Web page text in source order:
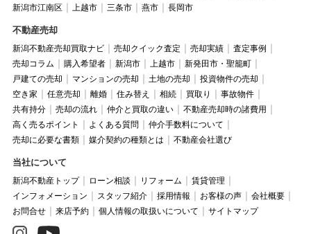
新潟市江南区
上越市 三条市 燕市 長岡市
不動産売却
新潟不動産売却買取ナビ 売却クイック査定 売却実績
査定事例
売却コラム
購入希望者 新潟市 上越市
新発田市・聖籠町
戸建ての売却
マンションの売却 土地の売却
投資物件の売却
空き家
任意売却 離婚 住み替え 相続 買取り
事故物件
共有持分
売却の流れ 仲介と買取の違い
不動産売却時の諸費用
高く売るポイント
よくある質問
仲介手数料について
売却に必要な書類
媒介契約の種類とは 不動産会社選び
当社について
新潟不動産トップ ローン相談 リフォーム
賃貸管理
インフォメーション
スタッフ紹介 採用情報 お客様の声
会社概要
お問合せ
来店予約 個人情報の取扱いについて サイトマップ